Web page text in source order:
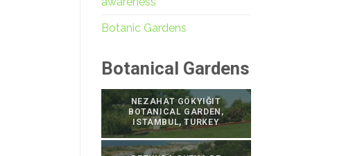
Botanic Gardens
Botanical Gardens
NEZAHAT GÖKYIĞIT
BOTANICAL GARDEN,
ISTAMBUL, TURKEY